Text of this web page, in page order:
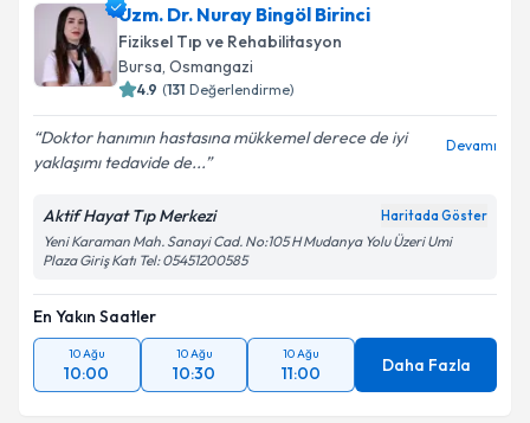
Uzm. Dr. Nuray Bingöl Birinci
Fiziksel Tıp ve Rehabilitasyon
Bursa, Osmangazi
4.9 (131 Değerlendirme)
Doktor hanımın hastasına mükkemel derece de iyi
yaklaşımı tedavide de...
Devamı
Aktif Hayat Tıp Merkezi Haritada Göster
Yeni Karaman Mah. Sanayi Cad. No:105 H Mudanya Yolu Üzeri Umi
Plaza Giriş Katı Tel: 05451200585
En Yakın Saatler
10 Ağu
10:00
10 Ağu
10:30
10 Ağu
11:00 Daha Fazla